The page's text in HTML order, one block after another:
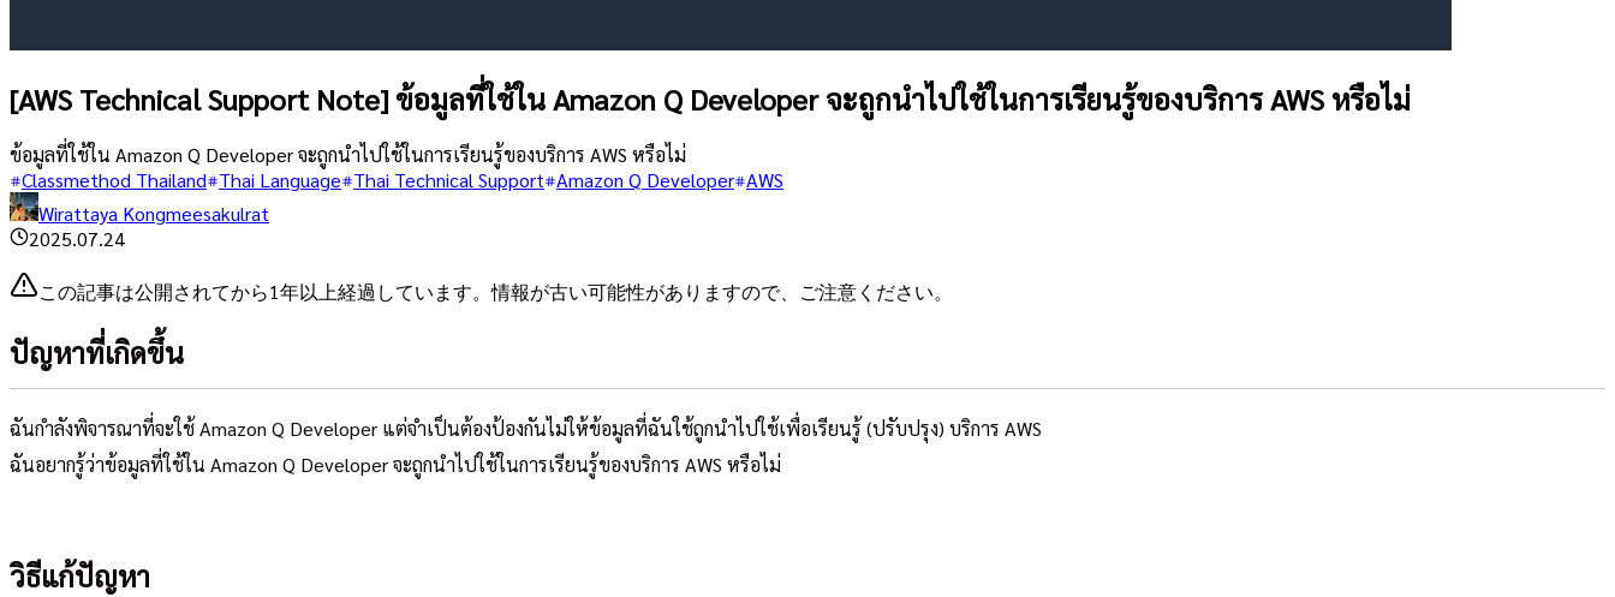
[AWS Technical Support Note] ข้อมูลที่ใช้ใน Amazon Q Developer จะถูกนำไปใช้ในการเรียนรู้ของบริการ AWS หรือไม่
ข้อมูลที่ใช้ใน Amazon Q Developer จะถูกนำไปใช้ในการเรียนรู้ของบริการ AWS หรือไม่
Classmethod Thailand Thai Language Thai Technical Support Amazon Q Developer AWS
Wirattaya Kongmeesakulrat
2025.07.24
この記事は公開されてから1年以上経過しています。情報が古い可能性がありますので、ご注意ください。
ปัญหาที่เกิดขึ้น
ฉันกำลังพิจารณาที่จะใช้ Amazon Q Developer แต่จำเป็นต้องป้องกันไม่ให้ข้อมูลที่ฉันใช้ถูกนำไปใช้เพื่อเรียนรู้ (ปรับปรุง) บริการ AWS
ฉันอยากรู้ว่าข้อมูลที่ใช้ใน Amazon Q Developer จะถูกนำไปใช้ในการเรียนรู้ของบริการ AWS หรือไม่
วิธีแก้ปัญหา